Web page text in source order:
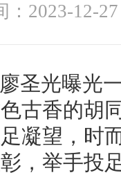
：2023-12-27
圣光曝光
古香的胡
凝望，时
，举手投